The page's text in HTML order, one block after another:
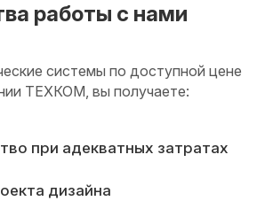
работы с нами
системы по доступной цене
ТЕХКОМ, вы получаете:
при адекватных затратах
дизайна